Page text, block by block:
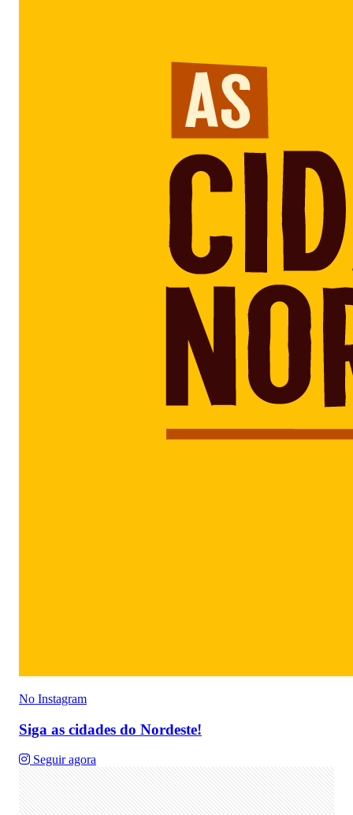
No Instagram
Siga as cidades do Nordeste!
Seguir agora